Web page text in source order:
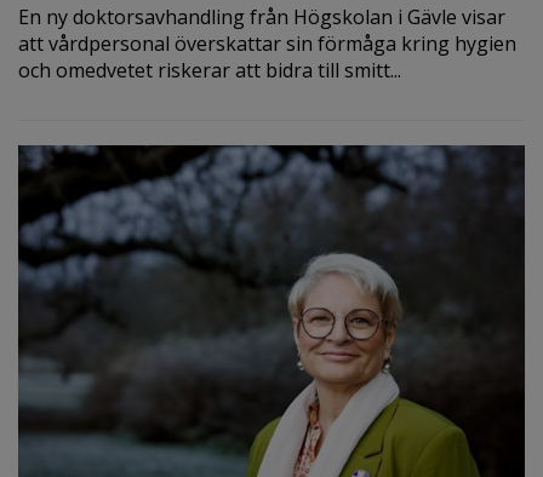
En ny doktorsavhandling från Högskolan i Gävle visar
att vårdpersonal överskattar sin förmåga kring hygien
och omedvetet riskerar att bidra till smitt...